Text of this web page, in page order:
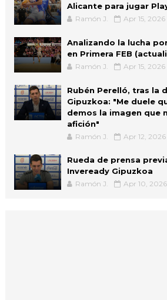
Alicante para jugar
Ramón J. Apr 15, 2026
Analizando la lucha
en Primera FEB
Ramón J. Apr 15, 2026
Rubén Perelló, tras la
Gipuzkoa: "Me duele
demos la imagen que
afición"
Ramón J. Apr 12, 2026
Rueda de prensa
Inveready Gipuzkoa
Ramón J. Apr 10, 2026